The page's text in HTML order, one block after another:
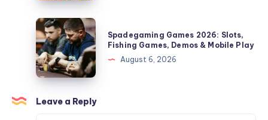
Bath,
PA
Homeowners
Shegaon:
Complete
Travel
Guide
for
Every
Season
(2026)
Spadegaming
Games
2026:
Slots,
Fishing
Games,
Demos
Spadegaming Games 2026: Slots,
Fishing Games, Demos & Mobile Play
August 6, 2026
Leave a Reply